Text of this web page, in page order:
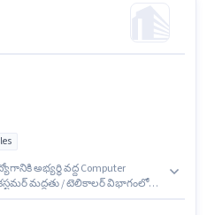
అభ్యర్థి వద్ద Computer
కస్టమర్ మద్దతు / టెలికాలర్ విభాగంలో